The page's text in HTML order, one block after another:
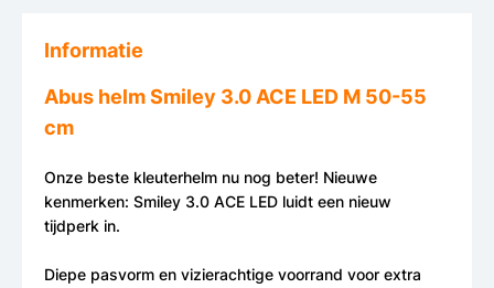
Informatie
Abus helm Smiley 3.0 ACE LED M 50-55
cm
Onze beste kleuterhelm nu nog beter! Nieuwe
kenmerken: Smiley 3.0 ACE LED luidt een nieuw
tijdperk in.
Diepe pasvorm en vizierachtige voorrand voor extra